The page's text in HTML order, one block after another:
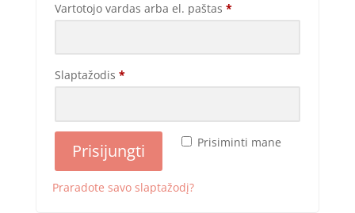
Vartotojo vardas arba el. paštas *
Slaptažodis *
Prisiminti mane
Prisijungti
Praradote savo slaptažodį?